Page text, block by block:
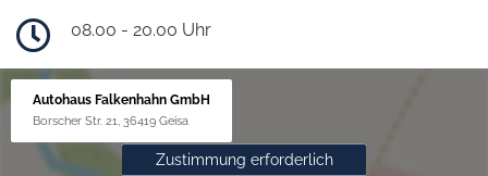
08.00 - 20.00 Uhr
Autohaus Falkenhahn GmbH
Borscher Str. 21, 36419 Geisa
Zustimmung erforderlich